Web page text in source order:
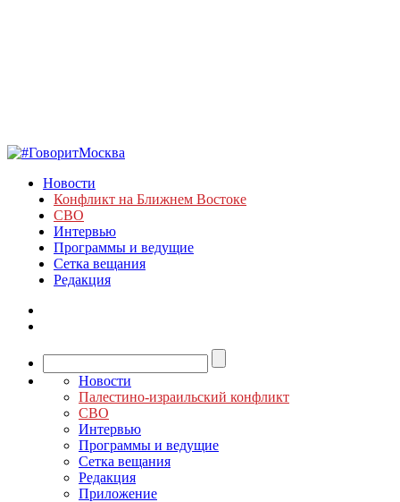
Новости
Конфликт на Ближнем Востоке
СВО
Интервью
Программы и ведущие
Сетка вещания
Редакция
Новости
Палестино-израильский конфликт
СВО
Интервью
Программы и ведущие
Сетка вещания
Редакция
Приложение